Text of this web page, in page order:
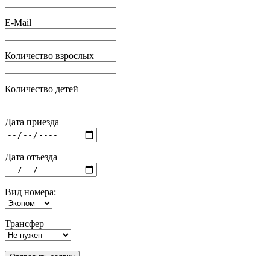
E-Mail
Количество взрослых
Количество детей
Дата приезда
Дата отъезда
Вид номера:
Трансфер